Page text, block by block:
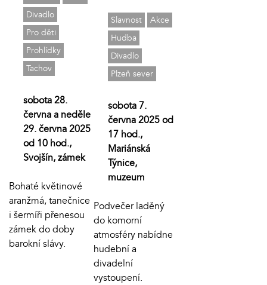
Divadlo
Pro děti
Prohlídky
Tachov
sobota 28.
června a neděle
29. června 2025
od 10 hod.,
Svojšín, zámek
Bohaté květinové
aranžmá, tanečnice
i šermíři přenesou
zámek do doby
barokní slávy.
Slavnost
Akce
Hudba
Divadlo
Plzeň sever
sobota 7.
června 2025 od
17 hod.,
Mariánská
Týnice,
muzeum
Podvečer laděný
do komorní
atmosféry nabídne
hudební a
divadelní
vystoupení.